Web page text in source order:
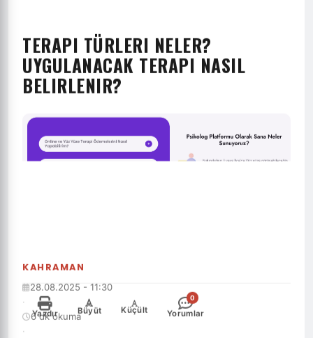
KAHRAMAN
TERAPI TÜRLERI NELER?
UYGULANACAK TERAPI NASIL
BELIRLENIR?
28.08.2025 - 11:30
·
6 dk okuma
·
Yazdır
+
Büyüt
-
Küçült
0
Yorumlar